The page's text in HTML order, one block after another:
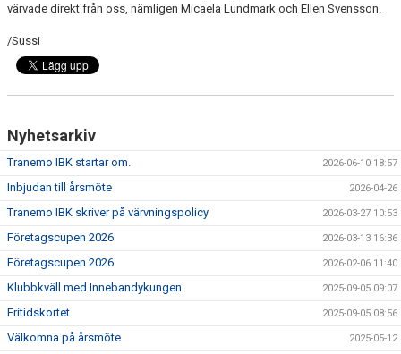
värvade direkt från oss, nämligen Micaela Lundmark och Ellen Svensson.
/Sussi
Nyhetsarkiv
Tranemo IBK startar om. 2026-06-10 18:57
Inbjudan till årsmöte 2026-04-26
Tranemo IBK skriver på värvningspolicy 2026-03-27 10:53
Företagscupen 2026 2026-03-13 16:36
Företagscupen 2026 2026-02-06 11:40
Klubbkväll med Innebandykungen 2025-09-05 09:07
Fritidskortet 2025-09-05 08:56
Välkomna på årsmöte 2025-05-12